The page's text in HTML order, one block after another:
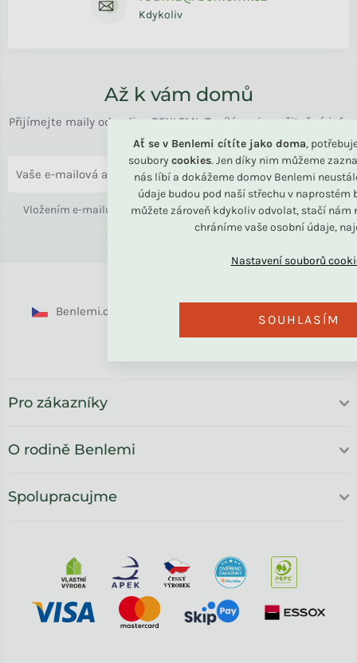
Ať se v Benlemi cítíte jako doma,
soubory cookies. Jen díky nim můžeme
nás líbí a dokážeme domov Benlemi
údaje budou pod naší střechu v naprostém
můžete zároveň kdykoliv odvolat, stačí nám
chráníme vaše osobní údaje,
SOUHLASÍM
Kdykoliv
Až k vám domů
Přijímejte maily od rodiny BENLEMI. Zasíláme jen užitečné info
o bydlení i slevách.
ODESLAT
Vložením e-mailu souhlasíte spodmínkami ochrany osobních
Benlemi.cz Benlemi.com
Pro zákazníky
O rodině Benlemi
Spolupracujme